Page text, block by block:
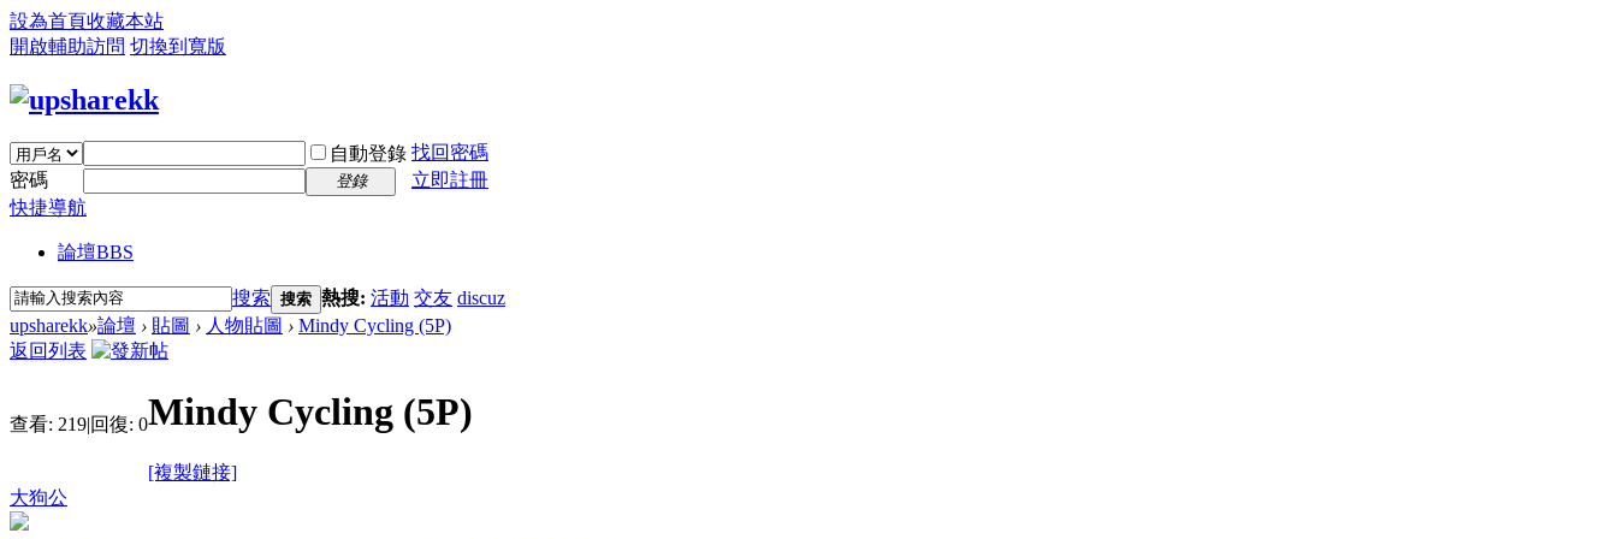
設為首頁收藏本站
開啟輔助訪問 切換到寬版
自動登錄 找回密碼
密碼
登錄
立即註冊
快捷導航
論壇BBS
搜索 搜索 熱搜: 活動 交友 discuz
upsharekk»論壇 › 貼圖 › 人物貼圖 › Mindy Cycling (5P)
返回列表
查看: 219|回復: 0Mindy Cycling (5P)
[複製鏈接]
大狗公